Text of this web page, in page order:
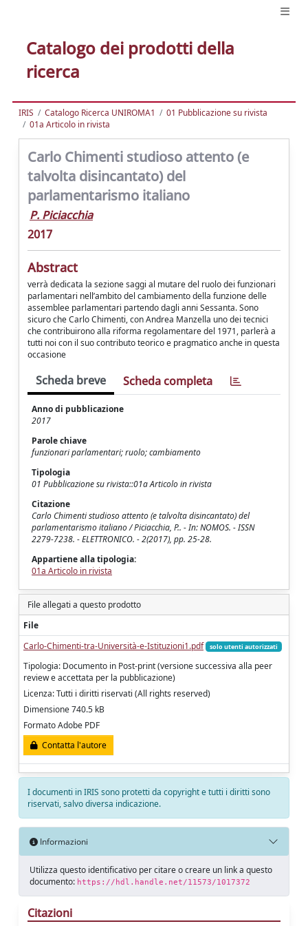
Catalogo dei prodotti della
ricerca
IRIS Catalogo Ricerca UNIROMA1
01 Pubblicazione su rivista
01a Articolo in rivista
Carlo Chimenti studioso attento (e
talvolta disincantato) del
parlamentarismo italiano
P. Piciacchia
2017
Abstract
verrà dedicata la sezione saggi al mutare del ruolo dei funzionari
parlamentari nell’ambito del cambiamento della funzione delle
assemblee parlamentari partendo dagli anni Sessanta. Sono
sicuro che Carlo Chimenti, con Andrea Manzella uno dei tecnici
che contribuirono alla riforma regolamentare del 1971, parlerà a
tutti noi con il suo contributo teorico e pragmatico anche in questa
occasione
Scheda breve Scheda completa
Anno di pubblicazione
2017
Parole chiave
funzionari parlamentari; ruolo; cambiamento
Tipologia
01 Pubblicazione su rivista::01a Articolo in rivista
Citazione
Carlo Chimenti studioso attento (e talvolta disincantato) del
parlamentarismo italiano / Piciacchia, P.. - In: NOMOS. - ISSN
2279-7238. - ELETTRONICO. - 2(2017), pp. 25-28.
Appartiene alla tipologia:
01a Articolo in rivista
File allegati a questo prodotto
File
Carlo-Chimenti-tra-Università-e-Istituzioni1.pdf
solo utenti autorizzati
Tipologia: Documento in Post-print (versione successiva alla peer
review e accettata per la pubblicazione)
Licenza: Tutti i diritti riservati (All rights reserved)
Dimensione 740.5 kB
Formato Adobe PDF
Contatta l'autore
I documenti in IRIS sono protetti da copyright e tutti i diritti sono
riservati, salvo diversa indicazione.
Informazioni
Utilizza questo identificativo per citare o creare un link a questo
documento: https://hdl.handle.net/11573/1017372
Citazioni